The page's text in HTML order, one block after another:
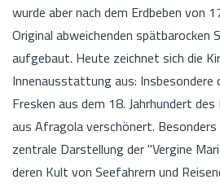
wurde aber nach dem Erdbeben von
Original abweichenden spätbarocken
aufgebaut. Heute zeichnet sich die
Innenausstattung aus: Insbesondere
Fresken aus dem 18. Jahrhundert
aus Afragola verschönert.
zentrale Darstellung der "Vergine
deren Kult von Seefahrern und